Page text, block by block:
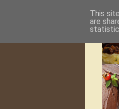
This
are